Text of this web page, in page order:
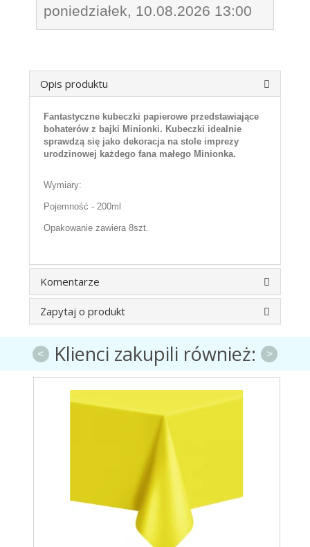
poniedziałek, 10.08.2026 13:00
Opis produktu
Fantastyczne kubeczki papierowe przedstawiające
bohaterów z bajki Minionki. Kubeczki idealnie
sprawdzą się jako dekoracja na stole imprezy
urodzinowej każdego fana małego Minionka.
Wymiary:
Pojemność - 200ml
Opakowanie zawiera 8szt.
Komentarze
Zapytaj o produkt
Klienci zakupili również:
< >